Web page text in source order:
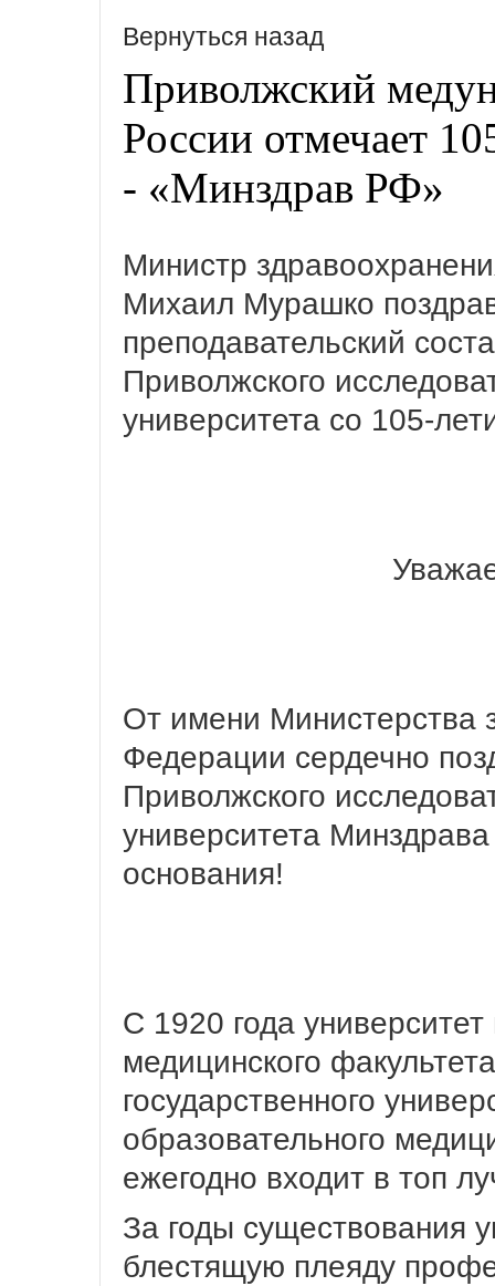
Вернуться назад
Приволжский
России отмечает
- «Минздрав РФ»
Министр
Михаил Мурашко
преподавательский
Приволжского
университета со 105-
От имени Министерства
Федерации сердечно
Приволжского
университета
основания!
С 1920 года
медицинского
государственного
образовательного
ежегодно входит в топ
За годы существования
блестящую плеяду